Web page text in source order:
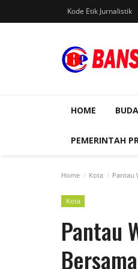
Kode Etik Jurnalistik
HOME
PEMERINTAH
Home Kota Pantau
Kota
Pantau